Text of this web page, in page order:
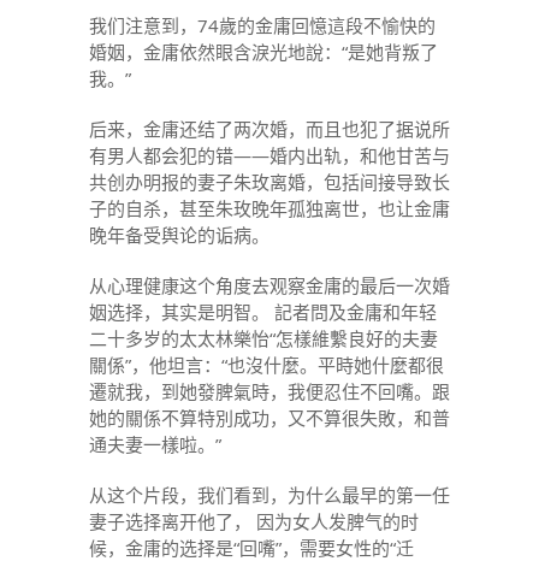
我们注意到，74歲的金庸回憶這段不愉快的
婚姻，金庸依然眼含淚光地說：“是她背叛了
我。”
后来，金庸还结了两次婚，而且也犯了据说所
有男人都会犯的错——婚内出轨，和他甘苦与
共创办明报的妻子朱玫离婚，包括间接导致长
子的自杀，甚至朱玫晚年孤独离世，也让金庸
晚年备受舆论的诟病。
从心理健康这个角度去观察金庸的最后一次婚
姻选择，其实是明智。 記者問及金庸和年轻
二十多岁的太太林樂怡“怎樣維繫良好的夫妻
關係”，他坦言：“也沒什麼。平時她什麼都很
遷就我，到她發脾氣時，我便忍住不回嘴。跟
她的關係不算特別成功，又不算很失敗，和普
通夫妻一樣啦。”
从这个片段，我们看到，为什么最早的第一任
妻子选择离开他了， 因为女人发脾气的时
候，金庸的选择是“回嘴”，需要女性的“迁